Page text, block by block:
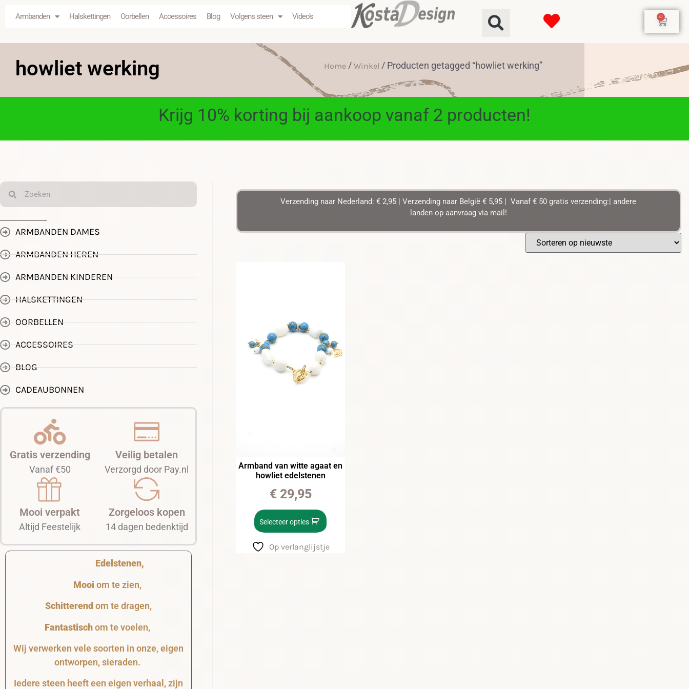
Armbanden Halskettingen Oorbellen Accessoires Blog Volgens steen Video’s 0
howliet werking Home / Winkel / Producten getagged “howliet werking”
Krijg 10% korting bij aankoop vanaf 2 producten!
ARMBANDEN DAMES
ARMBANDEN HEREN
ARMBANDEN KINDEREN
HALSKETTINGEN
OORBELLEN
ACCESSOIRES
BLOG
CADEAUBONNEN
Gratis verzending
Vanaf €50
Mooi verpakt
Altijd Feestelijk
Veilig betalen
Verzorgd door Pay.nl
Zorgeloos kopen
14 dagen bedenktijd
Edelstenen,
Mooi om te zien,
Schitterend om te dragen,
Fantastischom te voelen,
Wij verwerken vele soorten in onze, eigen
ontworpen, sieraden.
Iedere steen heeft een eigen verhaal, zijn
Verzending naar Nederland: € 2,95 | Verzending naar België € 5,95 | Vanaf € 50 gratis verzending:| andere
landen op aanvraag via mail!
Armband van witte agaat en
howliet edelstenen
€29,95
Selecteer opties
Op verlanglijstje